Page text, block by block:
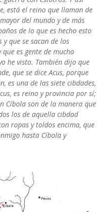
está el reino que llaman de
del mundo y de más
de lo que es hecho esto
que se sacan de los
es gente de mucha
he visto. También dijo que
que se dice Acus, porque
es una de las siete cibdades,
es reino y provincia por sí;
Cíbola son de la manera que
los de aquella cibdad
ropas y toldos encima, que
hasta Cíbola y